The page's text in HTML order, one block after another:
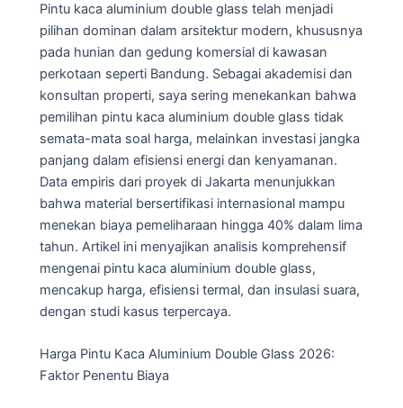
Pintu kaca aluminium double glass telah menjadi
pilihan dominan dalam arsitektur modern, khususnya
pada hunian dan gedung komersial di kawasan
perkotaan seperti Bandung. Sebagai akademisi dan
konsultan properti, saya sering menekankan bahwa
pemilihan pintu kaca aluminium double glass tidak
semata-mata soal harga, melainkan investasi jangka
panjang dalam efisiensi energi dan kenyamanan.
Data empiris dari proyek di Jakarta menunjukkan
bahwa material bersertifikasi internasional mampu
menekan biaya pemeliharaan hingga 40% dalam lima
tahun. Artikel ini menyajikan analisis komprehensif
mengenai pintu kaca aluminium double glass,
mencakup harga, efisiensi termal, dan insulasi suara,
dengan studi kasus terpercaya.
Harga Pintu Kaca Aluminium Double Glass 2026:
Faktor Penentu Biaya